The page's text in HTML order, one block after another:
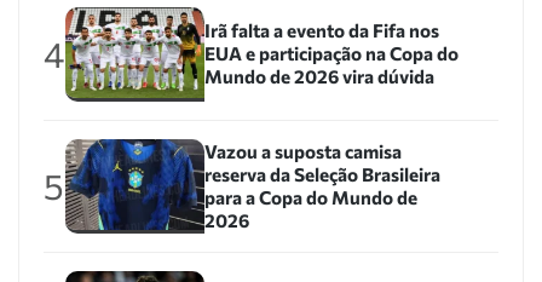
4
Irã falta a evento da Fifa nos
EUA e participação na Copa do
Mundo de 2026 vira dúvida
5
Vazou a suposta camisa
reserva da Seleção Brasileira
para a Copa do Mundo de
2026